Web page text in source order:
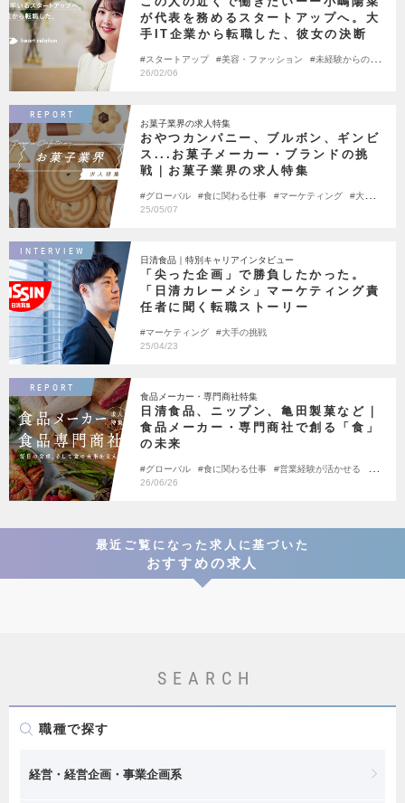
が代表を務めるスタートアップへ。大
手IT企業から転職した、彼女の決断
スタートアップ 美容・ファッション
未経験からの挑
戦
Leading Women
26/02/06
REPORT
お菓子業界の求人特集
おやつカンパニー、ブルボン、ギンビ
ス...お菓子メーカー・ブランドの挑
戦｜お菓子業界の求人特集
グローバル 食に関わる仕事 マーケティング
大手の
挑戦
25/05/07
INTERVIEW
日清食品｜特別キャリアインタビュー
「尖った企画」で勝負したかった。
「日清カレーメシ」マーケティング責
任者に聞く転職ストーリー
マーケティング
大手の挑戦
25/04/23
REPORT
食品メーカー・専門商社特集
日清食品、ニップン、亀田製菓など｜
食品メーカー・専門商社で創る「食」
の未来
グローバル 食に関わる仕事 営業経験が活かせる
マ
ーケティング
26/06/26
最近ご覧になった求人に基づいた
おすすめの求人
SEARCH
職種で探す
経営・経営企画・事業企画系